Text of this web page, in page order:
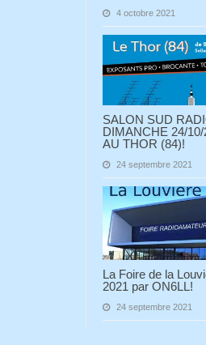
4 octobre 2021
SALON SUD
DIMANCHE 24/10/
AU THOR (84)!
24 septembre 2021
La Foire de la
2021 par ON6LL!
24 septembre 2021